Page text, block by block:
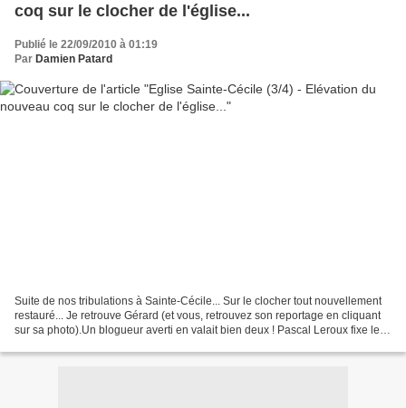
coq sur le clocher de l'église...
Publié le 22/09/2010 à 01:19
Par Damien Patard
Suite de nos tribulations à Sainte-Cécile... Sur le clocher tout nouvellement
restauré... Je retrouve Gérard (et vous, retrouvez son reportage en cliquant
sur sa photo).Un blogueur averti en valait bien deux ! Pascal Leroux fixe le